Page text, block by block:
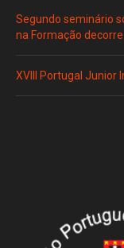
Segundo seminário
na Formação
XVIII Portugal Junior